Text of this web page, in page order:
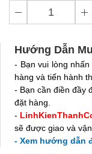
Hướng Dẫn
- Bạn vui lòng
hàng và tiến hành
- Bạn cần điền đầy
đặt hàng.
-
sẽ được giao và
- Xem hướng dẫn